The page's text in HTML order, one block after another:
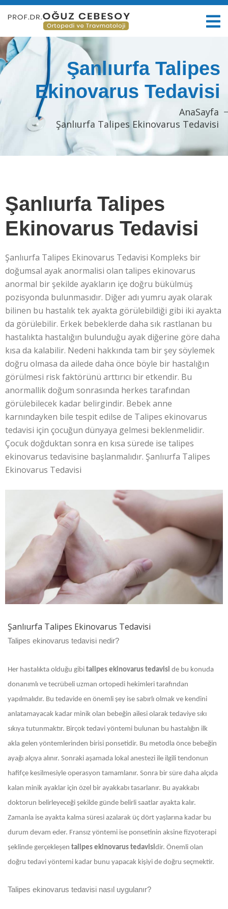
Şanlıurfa Talipes
Ekinovarus Tedavisi
AnaSayfa
Şanlıurfa Talipes Ekinovarus Tedavisi
Şanlıurfa Talipes
Ekinovarus Tedavisi
Şanlıurfa Talipes Ekinovarus Tedavisi Kompleks bir
doğumsal ayak anormalisi olan talipes ekinovarus
anormal bir şekilde ayakların içe doğru bükülmüş
pozisyonda bulunmasıdır. Diğer adı yumru ayak olarak
bilinen bu hastalık tek ayakta görülebildiği gibi iki ayakta
da görülebilir. Erkek bebeklerde daha sık rastlanan bu
hastalıkta hastalığın bulunduğu ayak diğerine göre daha
kısa da kalabilir. Nedeni hakkında tam bir şey söylemek
doğru olmasa da ailede daha önce böyle bir hastalığın
görülmesi risk faktörünü arttırıcı bir etkendir. Bu
anormallik doğum sonrasında herkes tarafından
görülebilecek kadar belirgindir. Bebek anne
karnındayken bile tespit edilse de Talipes ekinovarus
tedavisi için çocuğun dünyaya gelmesi beklenmelidir.
Çocuk doğduktan sonra en kısa sürede ise talipes
ekinovarus tedavisine başlanmalıdır. Şanlıurfa Talipes
Ekinovarus Tedavisi
Şanlıurfa Talipes Ekinovarus Tedavisi
Talipes ekinovarus tedavisi nedir?
Her hastalıkta olduğu gibi talipes ekinovarus tedavisi de bu konuda
donanımlı ve tecrübeli uzman ortopedi hekimleri tarafından
yapılmalıdır. Bu tedavide en önemli şey ise sabırlı olmak ve kendini
anlatamayacak kadar minik olan bebeğin ailesi olarak tedaviye sıkı
sıkıya tutunmaktır. Birçok tedavi yöntemi bulunan bu hastalığın ilk
akla gelen yöntemlerinden birisi ponsetidir. Bu metodla önce bebeğin
ayağı alçıya alınır. Sonraki aşamada lokal anestezi ile ilgili tendonun
hafifçe kesilmesiyle operasyon tamamlanır. Sonra bir süre daha alçıda
kalan minik ayaklar için özel bir ayakkabı tasarlanır. Bu ayakkabı
doktorun belirleyeceği şekilde günde belirli saatlar ayakta kalır.
Zamanla ise ayakta kalma süresi azalarak üç dört yaşlarına kadar bu
durum devam eder. Fransız yöntemi ise ponsetinin aksine fizyoterapi
şeklinde gerçekleşen talipes ekinovarus tedavisidir. Önemli olan
doğru tedavi yöntemi kadar bunu yapacak kişiyi de doğru seçmektir.
Talipes ekinovarus tedavisi nasıl uygulanır?